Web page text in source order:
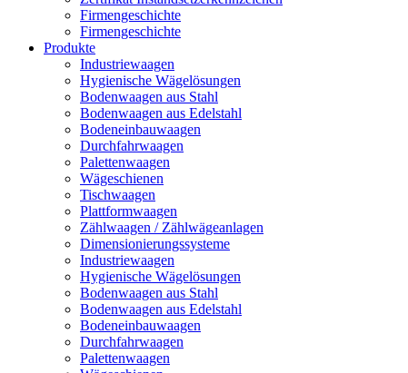
Firmengeschichte
Firmengeschichte
Produkte
Industriewaagen
Hygienische Wägelösungen
Bodenwaagen aus Stahl
Bodenwaagen aus Edelstahl
Bodeneinbauwaagen
Durchfahrwaagen
Palettenwaagen
Wägeschienen
Tischwaagen
Plattformwaagen
Zählwaagen / Zählwägeanlagen
Dimensionierungssysteme
Industriewaagen
Hygienische Wägelösungen
Bodenwaagen aus Stahl
Bodenwaagen aus Edelstahl
Bodeneinbauwaagen
Durchfahrwaagen
Palettenwaagen